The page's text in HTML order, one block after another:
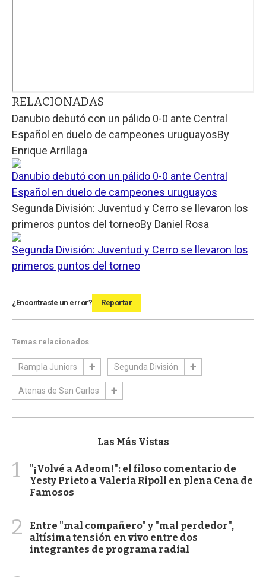
RELACIONADAS
Danubio debutó con un pálido 0-0 ante Central
Español en duelo de campeones uruguayosBy
Enrique Arrillaga
Danubio debutó con un pálido 0-0 ante Central
Español en duelo de campeones uruguayos
Segunda División: Juventud y Cerro se llevaron los
primeros puntos del torneoBy Daniel Rosa
Segunda División: Juventud y Cerro se llevaron los
primeros puntos del torneo
¿Encontraste un error? Reportar
Temas relacionados
Rampla Juniors Segunda División
Atenas de San Carlos
Las Más Vistas
1
"¡Volvé a Adeom!": el filoso comentario de
Yesty Prieto a Valeria Ripoll en plena Cena de
Famosos
2
Entre "mal compañero" y "mal perdedor",
altísima tensión en vivo entre dos
integrantes de programa radial